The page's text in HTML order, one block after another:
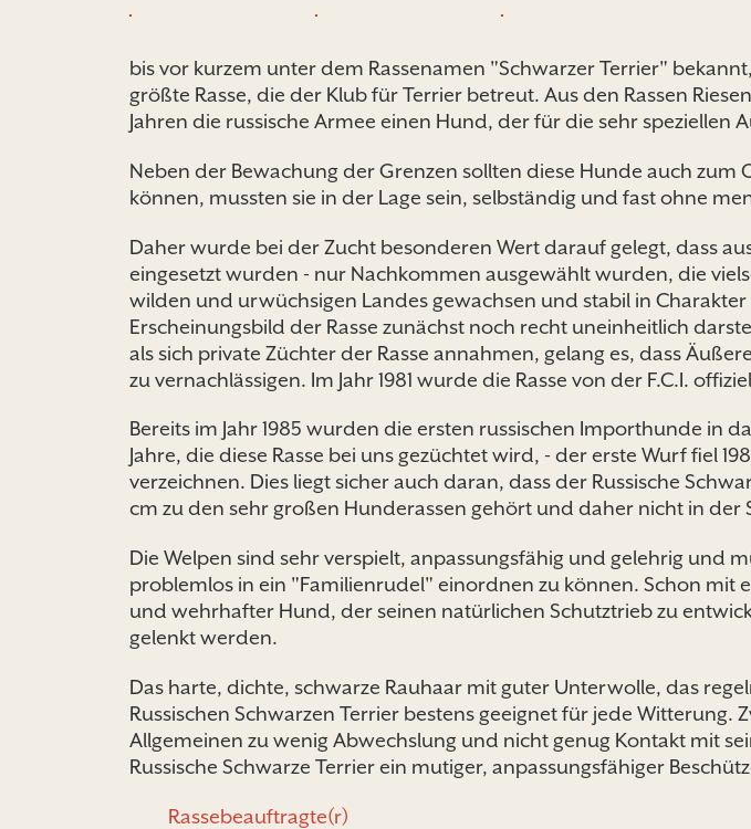
bis vor kurzem unter dem Rassenamen "Schwarzer Terrier"
größte Rasse, die der Klub für Terrier betreut. Aus den Rassen
Jahren die russische Armee einen Hund, der für die sehr speziellen
Neben der Bewachung der Grenzen sollten diese Hunde auch
können, mussten sie in der Lage sein, selbständig und fast ohne
Daher wurde bei der Zucht besonderen Wert darauf gelegt, dass
eingesetzt wurden - nur Nachkommen ausgewählt wurden, die
wilden und urwüchsigen Landes gewachsen und stabil in
Erscheinungsbild der Rasse zunächst noch recht uneinheitlich
als sich private Züchter der Rasse annahmen, gelang es, dass
zu vernachlässigen. Im Jahr 1981 wurde die Rasse von der F.C.I.
Bereits im Jahr 1985 wurden die ersten russischen Importhunde in
Jahre, die diese Rasse bei uns gezüchtet wird, - der erste Wurf fiel
verzeichnen. Dies liegt sicher auch daran, dass der Russische
cm zu den sehr großen Hunderassen gehört und daher nicht in
Die Welpen sind sehr verspielt, anpassungsfähig und gelehrig und
problemlos in ein "Familienrudel" einordnen zu können. Schon mit
und wehrhafter Hund, der seinen natürlichen Schutztrieb zu
gelenkt werden.
Das harte, dichte, schwarze Rauhaar mit guter Unterwolle, das
Russischen Schwarzen Terrier bestens geeignet für jede
Allgemeinen zu wenig Abwechslung und nicht genug Kontakt mit
Russische Schwarze Terrier ein mutiger, anpassungsfähiger
Rassebeauftragte(r)